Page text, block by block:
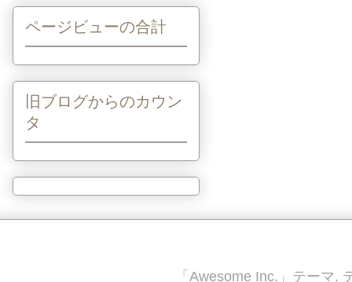
ページビューの合計
旧ブログからのカウン
タ
「Awesome Inc.」テーマ.